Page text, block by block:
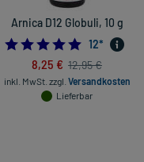
Arnica D12 Globuli, 10 g
5.0
12*
8,25 € 12,95 €
inkl. MwSt. zzgl. Versandkosten
Lieferbar